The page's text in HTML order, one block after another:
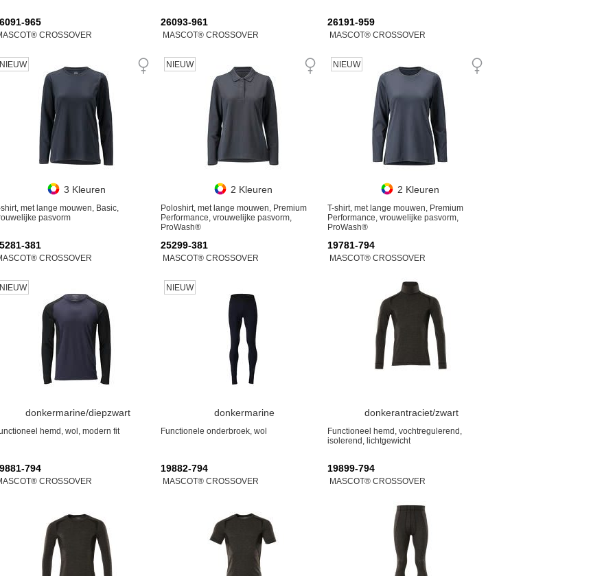
965
CROSSOVER
NIEUW
3 Kleuren
shirt, met lange mouwen, Basic,
pasvorm
26093-961
MASCOT® CROSSOVER
NIEUW
2 Kleuren
Poloshirt, met lange mouwen, Premium
Performance, vrouwelijke pasvorm,
ProWash®
26191-959
MASCOT® CROSSOVER
NIEUW
2 Kleuren
T-shirt, met lange mouwen, Premium
Performance, vrouwelijke pasvorm,
ProWash®
381
CROSSOVER
NIEUW
donkermarine/diepzwart
hemd, wol, modern fit
25299-381
MASCOT® CROSSOVER
NIEUW
donkermarine
Functionele onderbroek, wol
19781-794
MASCOT® CROSSOVER
donkerantraciet/zwart
Functioneel hemd, vochtregulerend,
isolerend, lichtgewicht
794
CROSSOVER
19882-794
MASCOT® CROSSOVER
19899-794
MASCOT® CROSSOVER